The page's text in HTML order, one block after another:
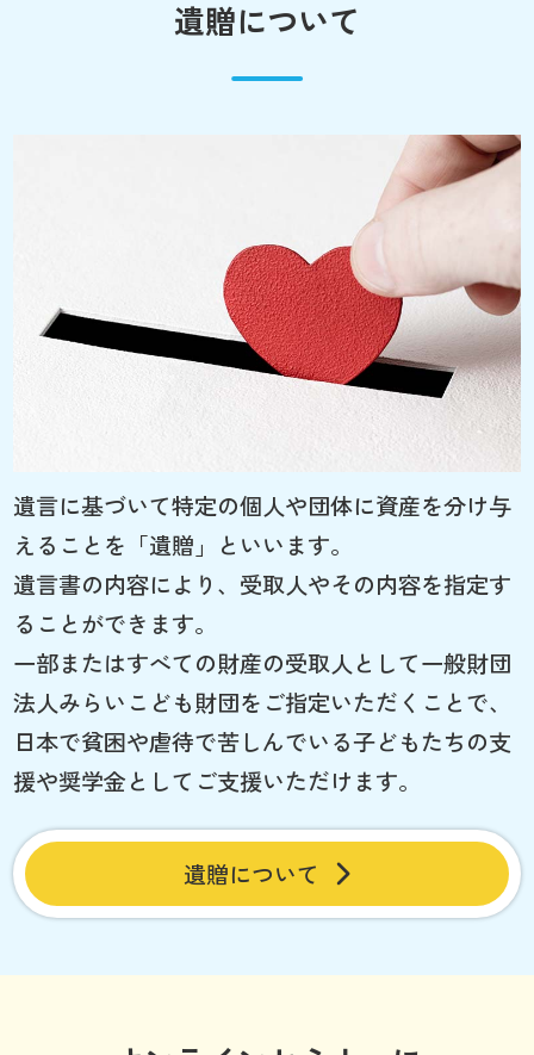
遺贈について
遺言に基づいて特定の個人や団体に資産を分け与
えることを「遺贈」といいます。
遺言書の内容により、受取人やその内容を指定す
ることができます。
一部またはすべての財産の受取人として一般財団
法人みらいこども財団をご指定いただくことで、
日本で貧困や虐待で苦しんでいる子どもたちの支
援や奨学金としてご支援いただけます。
遺贈について